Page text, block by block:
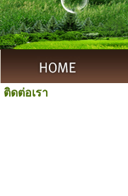
ติดต่อเรา